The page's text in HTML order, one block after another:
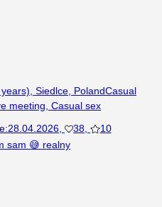
Siedlce, PolandCasual
meeting Casual sex
:28.04.2026 38
10
sam 😅 realny